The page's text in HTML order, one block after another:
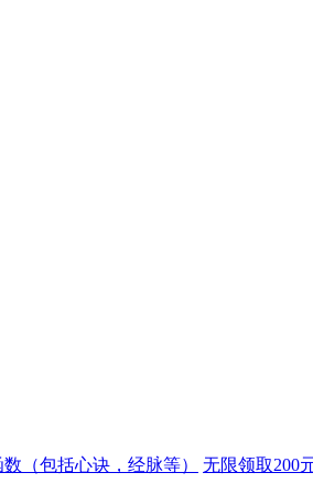
（包括心诀，经脉等）
无限领取200